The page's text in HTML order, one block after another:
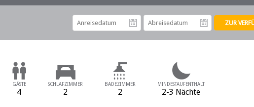
GÄSTE
4
SCHLAFZIMMER
2
BADEZIMMER
2
MINDESTAUFENTHALT
2-3 Nächte